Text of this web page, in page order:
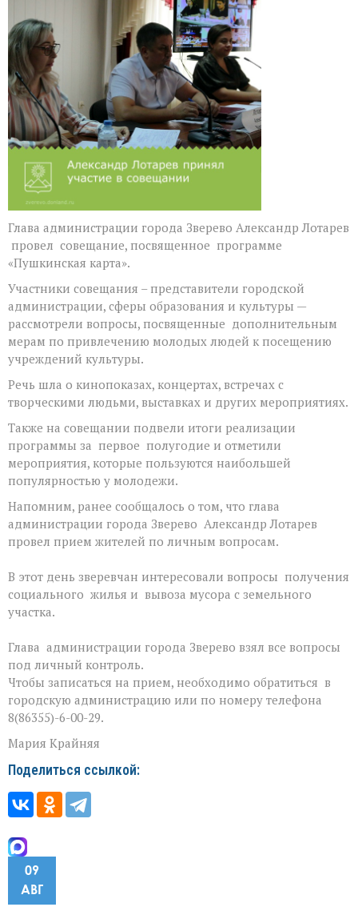
программы
«Пушкинская
карта»
Глава администрации города Зверево Александр Лотарев
провел совещание, посвященное программе
«Пушкинская карта».
Участники совещания – представители городской
администрации, сферы образования и культуры —
рассмотрели вопросы, посвященные дополнительным
мерам по привлечению молодых людей к посещению
учреждений культуры.
Речь шла о кинопоказах, концертах, встречах с
творческими людьми, выставках и других мероприятиях.
Также на совещании подвели итоги реализации
программы за первое полугодие и отметили
мероприятия, которые пользуются наибольшей
популярностью у молодежи.
Напомним, ранее сообщалось о том, что глава
администрации города Зверево Александр Лотарев
провел прием жителей по личным вопросам.
В этот день зверевчан интересовали вопросы получения
социального жилья и вывоза мусора с земельного
участка.
Глава администрации города Зверево взял все вопросы
под личный контроль.
Чтобы записаться на прием, необходимо обратиться в
городскую администрацию или по номеру телефона
8(86355)-6-00-29.
Мария Крайняя
Поделиться ссылкой:
09
АВГ